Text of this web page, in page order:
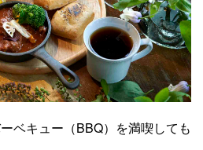
ベキュー（BBQ）を満喫しても